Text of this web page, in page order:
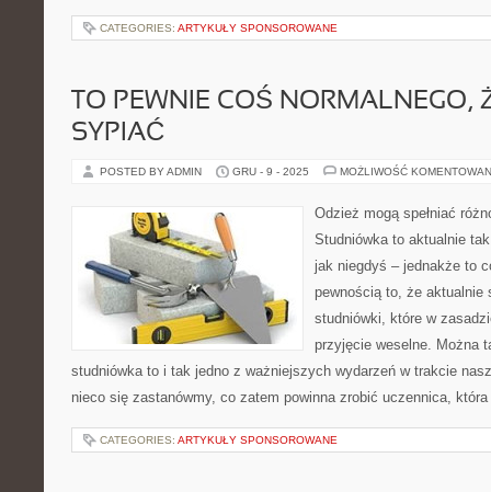
CATEGORIES: ARTYKUŁY SPONSOROWANE
TO PEWNIE COŚ NORMALNEGO,
SYPIAĆ
POSTED BY ADMIN GRU - 9 - 2025 MOŻLIWOŚĆ
Odzież mogą spełniać
Studniówka to aktualnie
jak niegdyś – jednakże to
pewnością to, że aktualnie
studniówki, które w
przyjęcie weselne. Można
studniówka to i tak jedno z ważniejszych wydarzeń w trakcie
nieco się zastanówmy, co zatem powinna zrobić uczennica,
CATEGORIES: ARTYKUŁY SPONSOROWANE